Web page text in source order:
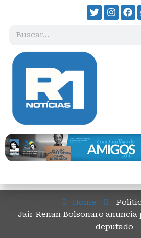
Home
Jair Renan Bolsonaro anuncia
deputado